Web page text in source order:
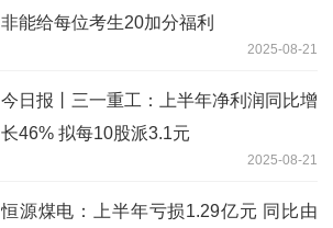
非能给每位考生20加分福利
2025-08-21
今日报丨三一重工：上半年净利润同比增
长46% 拟每10股派3.1元
2025-08-21
恒源煤电：上半年亏损1.29亿元 同比由